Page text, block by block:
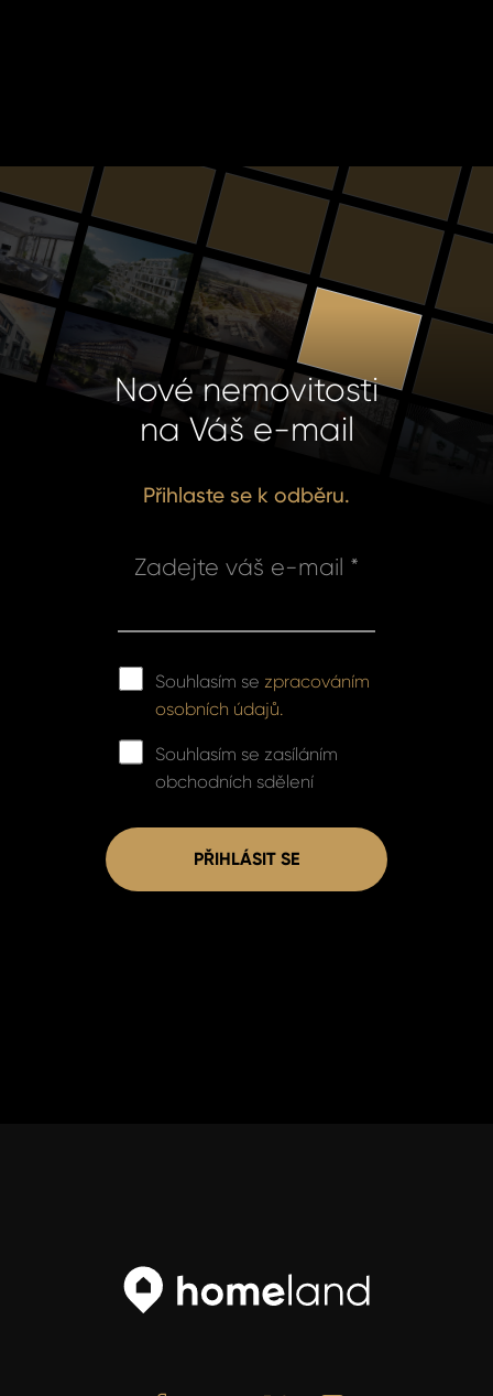
Nové nemovitosti
na Váš e-mail
Přihlaste se k odběru.
Zadejte váš e-mail *
Souhlasím se zpracováním
osobních údajů.
Souhlasím se zasíláním
obchodních sdělení
PŘIHLÁSIT SE